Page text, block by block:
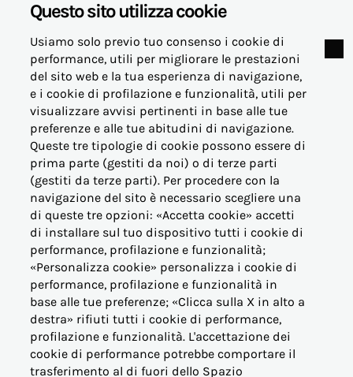
© Acea Energia Spa
via dell'Arte 73/77 - 00144 Roma
- p.iva 07305361003
OFFERTE PER LA CASA
OFFERTE BUSINESS (PMI)
OFFERTE PERTINENZE
Questo sito utilizza cookie
Usiamo solo previo tuo consenso i cookie di
performance, utili per migliorare le prestazioni
del sito web e la tua esperienza di navigazione,
e i cookie di profilazione e funzionalità, utili per
visualizzare avvisi pertinenti in base alle tue
preferenze e alle tue abitudini di navigazione.
Queste tre tipologie di cookie possono essere di
prima parte (gestiti da noi) o di terze parti
(gestiti da terze parti). Per procedere con la
navigazione del sito è necessario scegliere una
di queste tre opzioni: «Accetta cookie» accetti
di installare sul tuo dispositivo tutti i cookie di
performance, profilazione e funzionalità;
«Personalizza cookie» personalizza i cookie di
performance, profilazione e funzionalità in
base alle tue preferenze; «Clicca sulla X in alto a
destra» rifiuti tutti i cookie di performance,
profilazione e funzionalità. L'accettazione dei
cookie di performance potrebbe comportare il
trasferimento al di fuori dello Spazio